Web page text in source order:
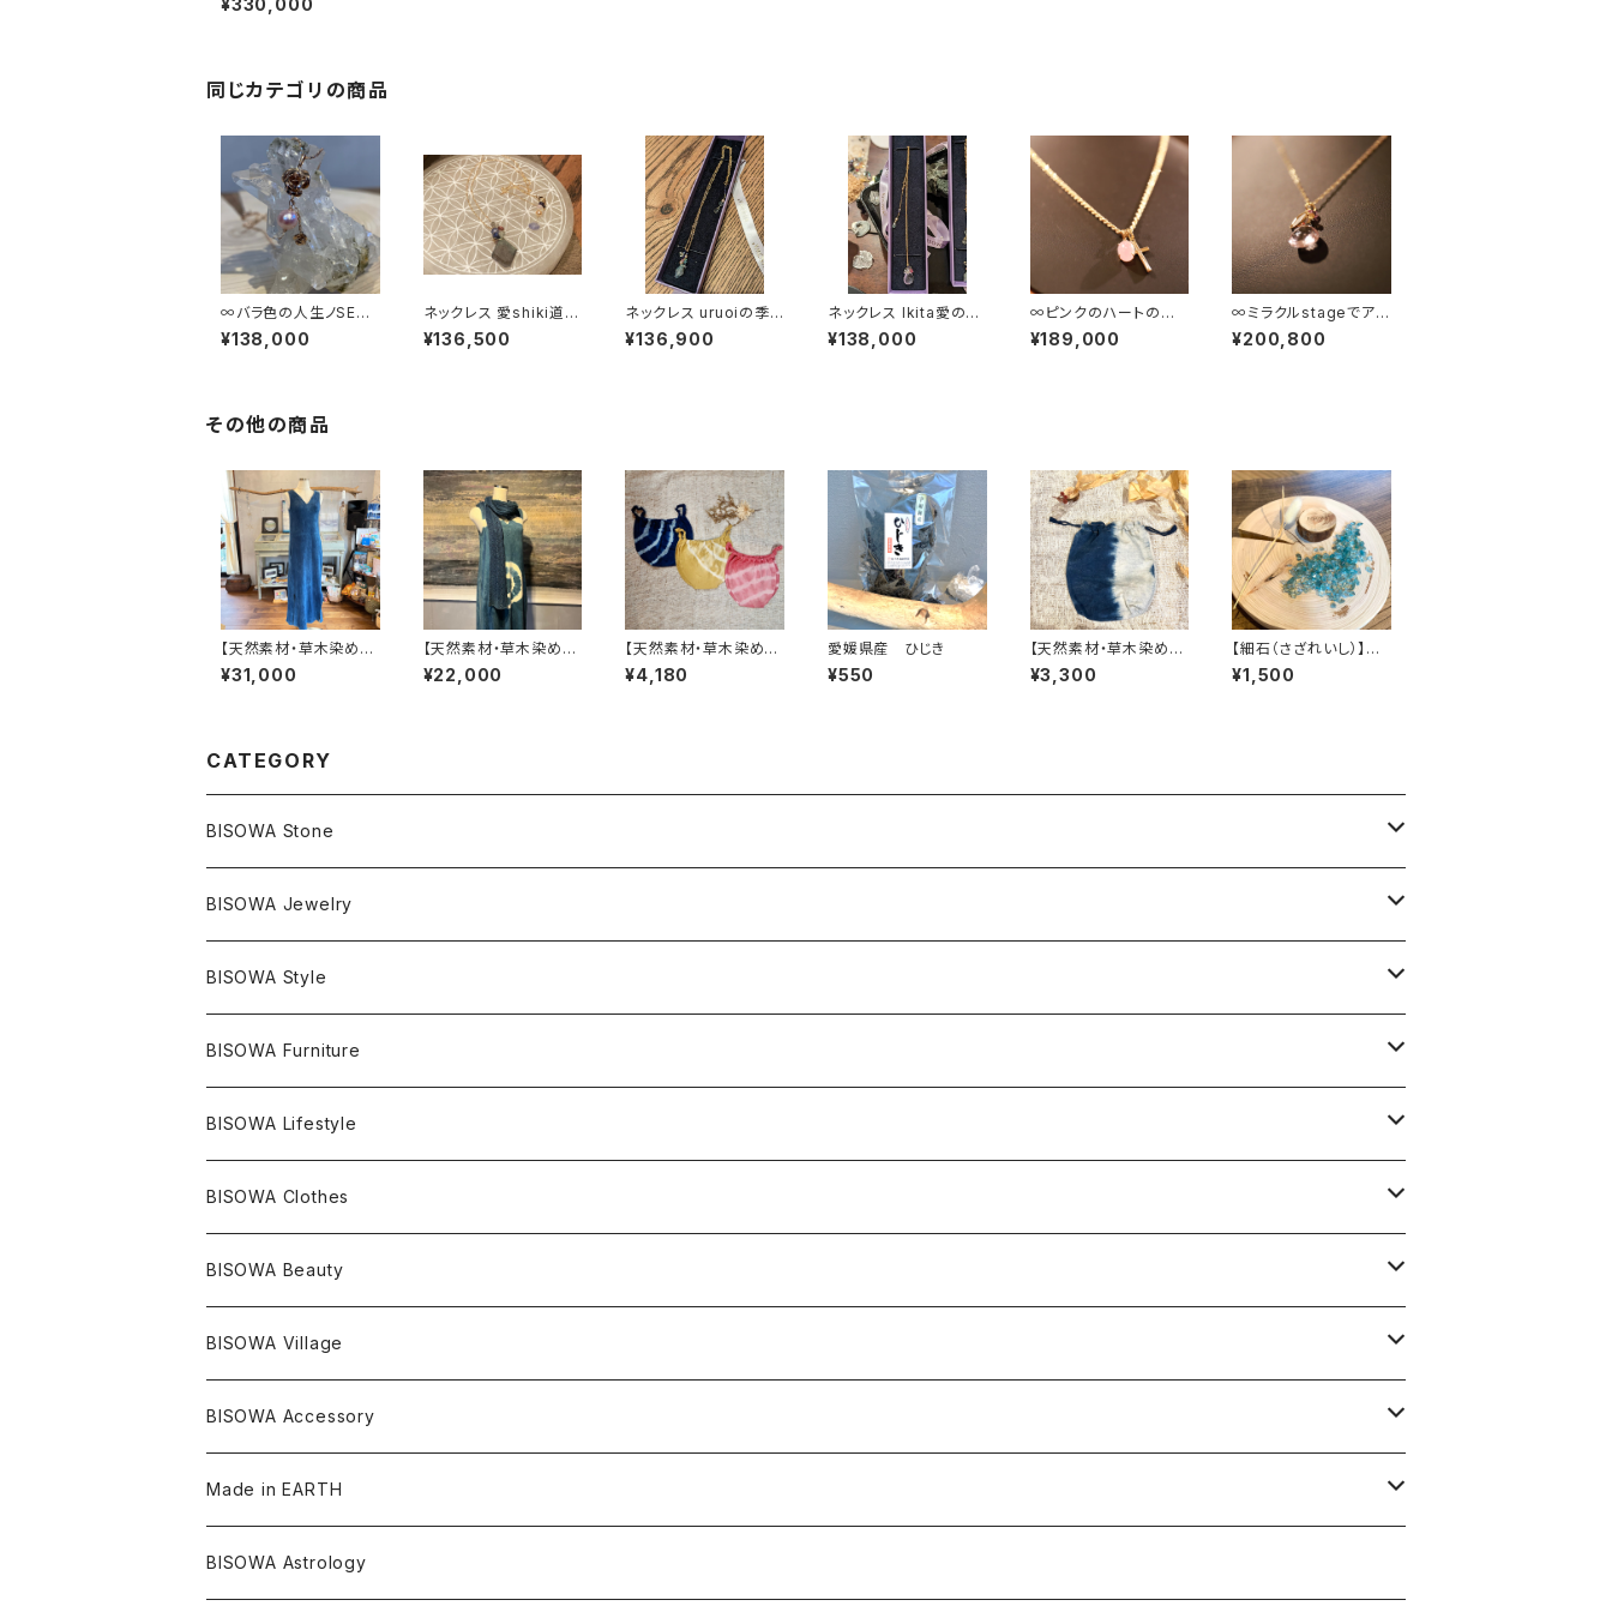
同じカテゴリの商品
∞バラ色の人生ノSENT
AKUを∞
¥138,000
ネックレス 愛shiki道ノ
shirube
¥136,500
ネックレス uruoiの季
節のnakaで
¥136,900
ネックレス Ikita愛の輝
きのuta
¥138,000
∞ピンクのハートのサ
ダメトココロのあいだの
スキマ∞
¥189,000
∞ミラクルstageでアソ
ボウ∞
¥200,800
その他の商品
【天然素材・草木染め】
フリースワンピース ヘ
ンプコットン
¥31,000
【天然素材・草木染め】
ヘンプオーガニックコッ
トンリネンストール
¥22,000
【天然素材・草木染め】
ふんどしパンツ バンブ
ー
¥4,180
愛媛県産 ひじき
¥550
【天然素材・草木染め】
巾着ポーチ・ヘンプコッ
トン L
¥3,300
【細石（さざれいし）】ア
¥1,500
CATEGORY
BISOWA Stone
マスタークリスタル / 水晶
エレスチャル
ライトニング
ツインソウル
メタモルフォーゼス
石の種類別
アメジスト
アクアマリン
デュモルチェライト
タンザナイト
産地別
ヒマラヤ
ブラジル
中国
アメリカ
BISOWA Jewelry
ネックレス／ペンダント
宇佐美聖子
絹麻 ~kenma~
ピアス
宇佐美聖子
Others
ブレスレット
宇佐美聖子
Others
リング
サンキャッチャー
ヘアアクセサリー
イヤリング
キーホルダー
BISOWA Style
ONE PIECE
ヘンプ
オーガニックコットン
PANTS
ヘンプ
オーガニックコットン
T-SHIRT
オーガニックコットン
ヘンプコットン
leggings
ヘンプ
オーガニックコットン
Others
ヘンプ
オーガニックコットン
Underwear
BISOWA Furniture
のるすく
BISOWA Lifestyle
Music
宇佐美聖子
Niceness Music
浄化アイテム
Cosmic Hemp 麻炭
セージ
オラクルカード
キャンドル
HAZE 和蝋燭
縁キャンドル
陶器
大蝶恵美子
Cosmic hemp
BISOWA Clothes
麻
絹
Others
オーガニックコットン
バンブー
BISOWA Beauty
ヘンプオイル
BISOWA Village
Bisowa Club Room
BISOWA Accessory
ヘアゴム
宇佐美聖子
Made in EARTH
Misakubo Japan
BISOWA Astrology